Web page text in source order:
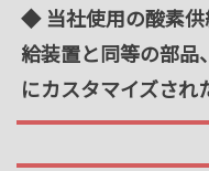
◆ 当社使用の酸素供
給装置と同等の部品
にカスタマイズされ